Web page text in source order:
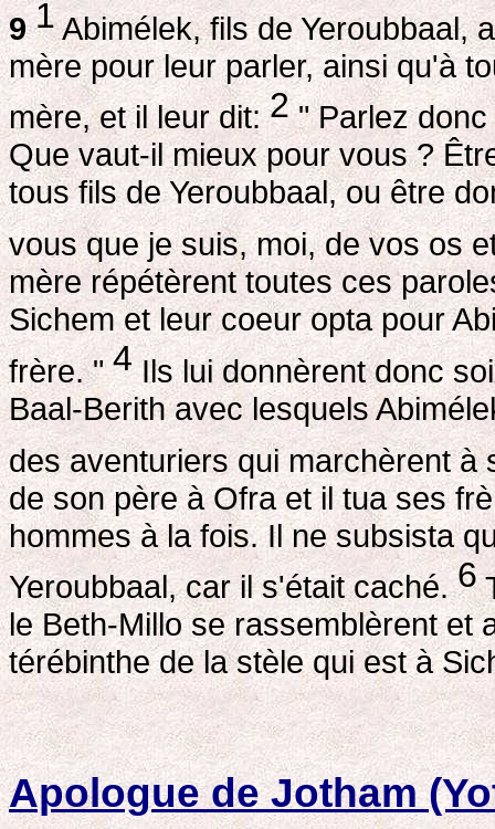
9 1Abimélek, fils de Yeroubbaal,
mère pour leur parler, ainsi qu'à
mère, et il leur dit:2" Parlez donc
Que vaut-il mieux pour vous ?
tous fils de Yeroubbaal, ou être
vous que je suis, moi, de vos os
mère répétèrent toutes ces
Sichem et leur coeur opta pour
frère. "4Ils lui donnèrent donc
Baal-Berith avec lesquels
des aventuriers qui marchèrent à
de son père à Ofra et il tua ses
hommes à la fois. Il ne subsista
Yeroubbaal, car il s'était caché.6
le Beth-Millo se rassemblèrent et
térébinthe de la stèle qui est à
Apologue de Jotham